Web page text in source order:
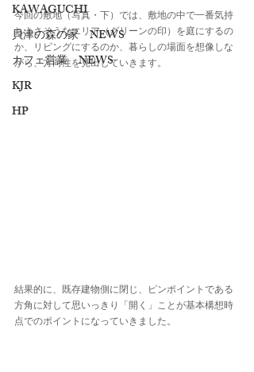
KAWAGUCHI
貝津の森の家 NEWS
カフェ営業 NEWS
KJR
HP
今回の敷地（写真・下）では、敷地の中で一番気持
ちよさそうなエリア（グリーンの印）を庭にするの
か、リビングにするのか、暮らしの場面を想像しな
がら、方向性を見出していきます。
結果的に、既存建物側に閉じ、ピンポイントである
方角に対して思いっきり「開く」ことが基本構想時
点でのポイントになっていきました。